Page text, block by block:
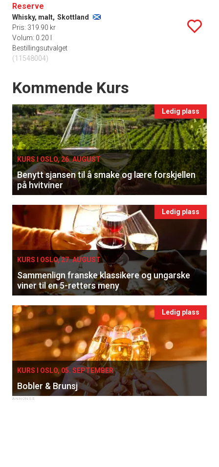
Reserve
Whisky, malt, Skottland
Pris: 319.90 kr
Volum: 0.20 l
Bestillingsutvalget
(11548004)
Events
Kommende Kurs
Ledig plass
KURS I OSLO, 26. AUGUST
Benytt sjansen til å smake og lære forskjellen
på hvitviner
Ledig plass
KURS I OSLO, 27. AUGUST
Sammenlign franske klassikere og ungarske
viner til en 5-retters meny
Ledig plass
KURS I OSLO, 05. SEPTEMBER
Bobler & Brunsj